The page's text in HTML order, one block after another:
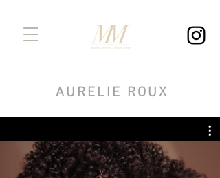
AURELIE ROUX